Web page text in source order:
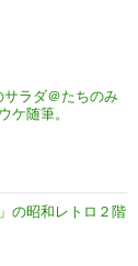
サラダ＠たちのみ
ケ随筆。
の昭和レトロ２階